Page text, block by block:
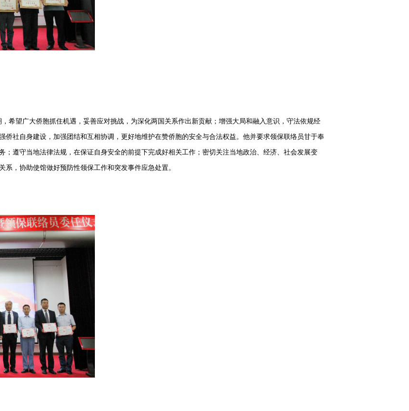
望广大侨胞抓住机遇，妥善应对挑战，为深化两国关系作出新贡献；增强大局和融入意识，守法依规经
侨社自身建设，加强团结和互相协调，更好地维护在赞侨胞的安全与合法权益。他并要求领保联络员甘于奉
；遵守当地法律法规，在保证自身安全的前提下完成好相关工作；密切关注当地政治、经济、社会发展变
，协助使馆做好预防性领保工作和突发事件应急处置。